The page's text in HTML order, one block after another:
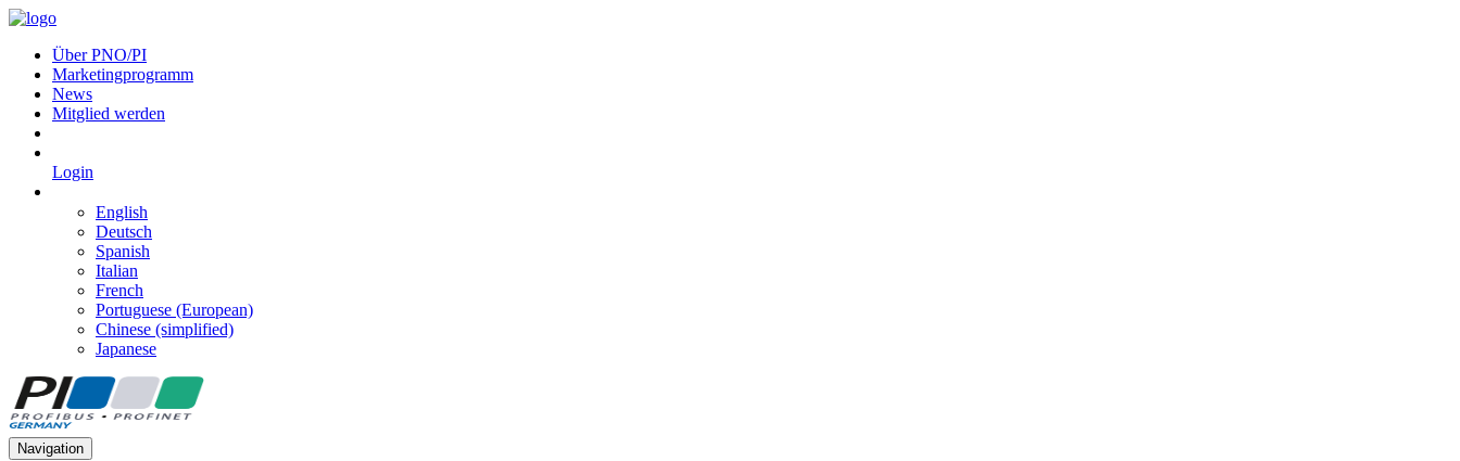
Über PNO/PI
Marketingprogramm
News
Mitglied werden
Login
English
Deutsch
Spanish
Italian
French
Portuguese (European)
Chinese (simplified)
Japanese
Navigation